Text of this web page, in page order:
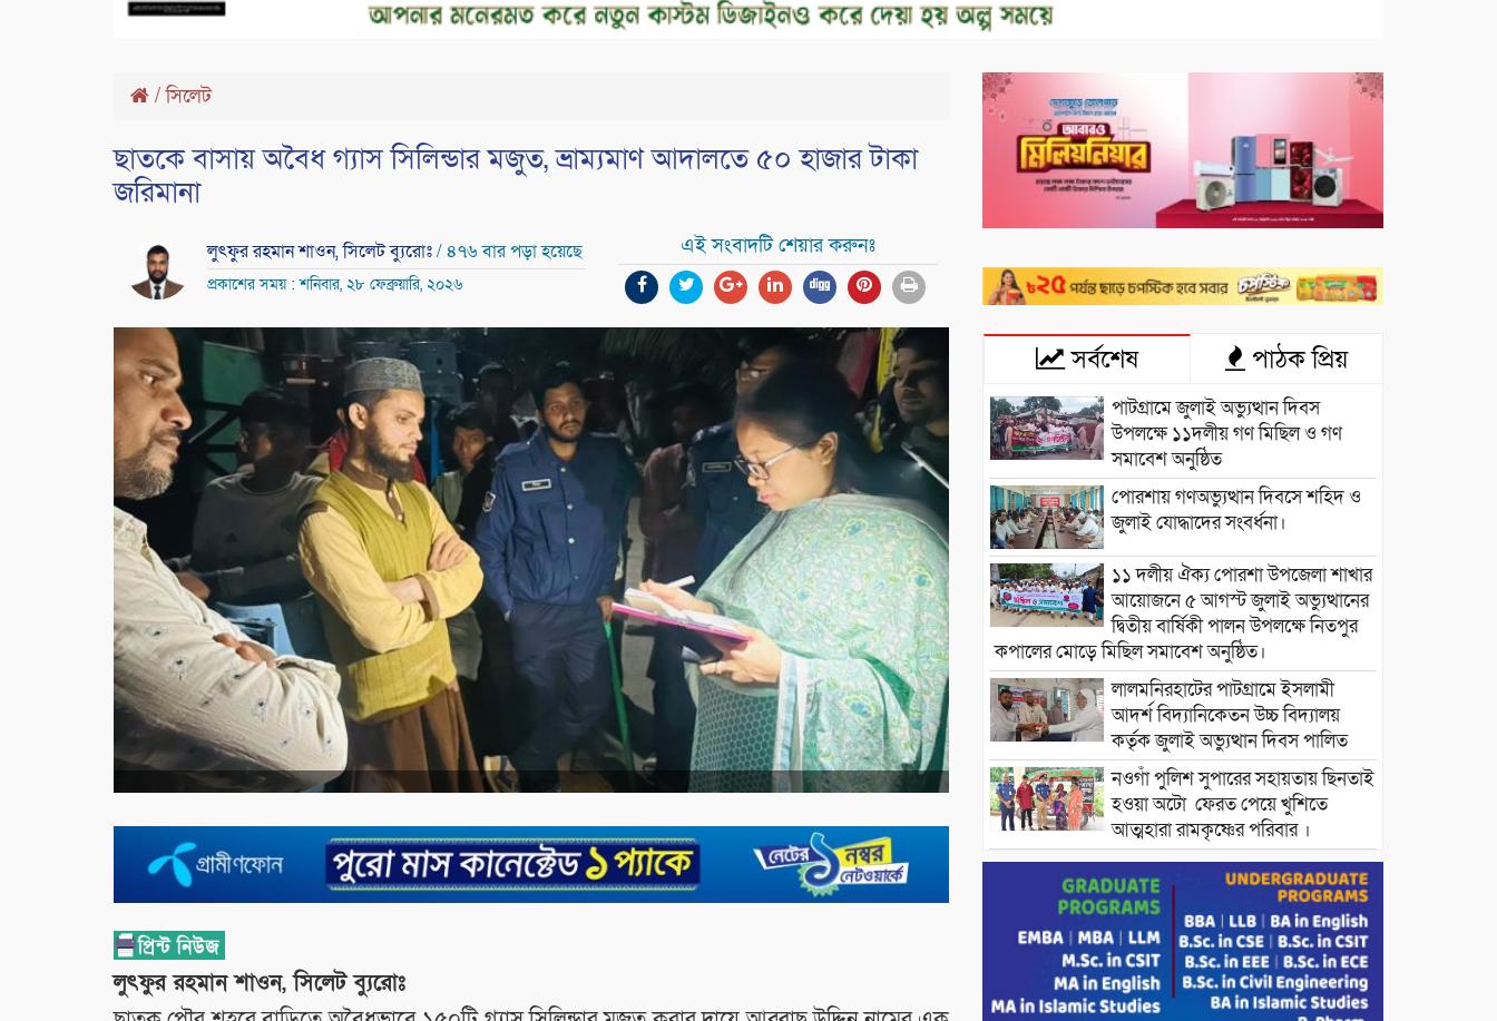
/সিলেট
ছাতকে বাসায় অবৈধ গ্যাস সিলিন্ডার মজুত, ভ্রাম্যমাণ আদালতে ৫০ হাজার টাকা
জরিমানা
লুৎফুর রহমান শাওন, সিলেট ব্যুরোঃ/ ৪৭৬ বার পড়া হয়েছে
প্রকাশের সময় : শনিবার, ২৮ ফেব্রুয়ারি, ২০২৬
এই সংবাদটি শেয়ার করুনঃ
লুৎফুর রহমান শাওন, সিলেট ব্যুরোঃ
সর্বশেষ পাঠক প্রিয়
পাটগ্রামে জুলাই অভ্যুত্থান দিবস
উপলক্ষে ১১দলীয় গণ মিছিল ও গণ
সমাবেশ অনুষ্ঠিত
পোরশায় গণঅভ্যুত্থান দিবসে শহিদ ও
জুলাই যোদ্ধাদের সংবর্ধনা।
১১ দলীয় ঐক্য পোরশা উপজেলা শাখার
আয়োজনে ৫ আগস্ট জুলাই অভ্যুত্থানের
দ্বিতীয় বার্ষিকী পালন উপলক্ষে নিতপুর
কপালের মোড়ে মিছিল সমাবেশ অনুষ্ঠিত।
লালমনিরহাটের পাটগ্রামে ইসলামী
আদর্শ বিদ্যানিকেতন উচ্চ বিদ্যালয়
কর্তৃক জুলাই অভ্যুত্থান দিবস পালিত
নওগাঁ পুলিশ সুপারের সহায়তায় ছিনতাই
হওয়া অটো ফেরত পেয়ে খুশিতে
আত্মহারা রামকৃষ্ণের পরিবার ।
বিদ্যুৎ ও জ্বালানির অতিরিক্ত বিল আসলে
যা করতে বললেন প্রধানমন্ত্রীর তথ্য
উপদেষ্টা।
চট্টগ্রামের বন্যাকবলিত স্থানে সফরে
যাচ্ছেন প্রধানমন্ত্রী ।